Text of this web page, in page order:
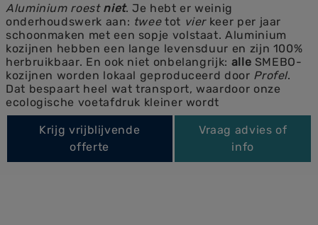
Aluminium roest niet. Je hebt er weinig
onderhoudswerk aan: tweetot vierkeer per jaar
schoonmaken met een sopje volstaat. Aluminium
kozijnen hebben een lange levensduur en zijn 100%
herbruikbaar. En ook niet onbelangrijk: alle SMEBO-
kozijnen worden lokaal geproduceerd door Profel.
Dat bespaart heel wat transport, waardoor onze
ecologische voetafdruk kleiner wordt
Krijg vrijblijvende
offerte
Vraag advies of
info